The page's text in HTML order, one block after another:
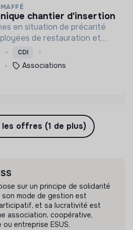
chantier d'insertion
en situation de précarité
de restauration et
abordables pour les
extérieures en
CDI
Associations
offres (1 de plus)
sur un principe de solidarité
son mode de gestion est
et sa lucrativité est
association, coopérative,
entreprise ESUS.